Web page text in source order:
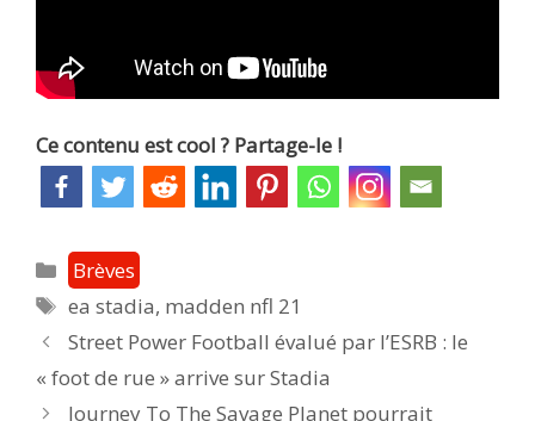
Ce contenu est cool ? Partage-le !
Catégories
Brèves
Étiquettes
ea stadia, madden nfl 21
Post
navigation
Street Power Football évalué par l’ESRB : le
« foot de rue » arrive sur Stadia
Journey To The Savage Planet pourrait